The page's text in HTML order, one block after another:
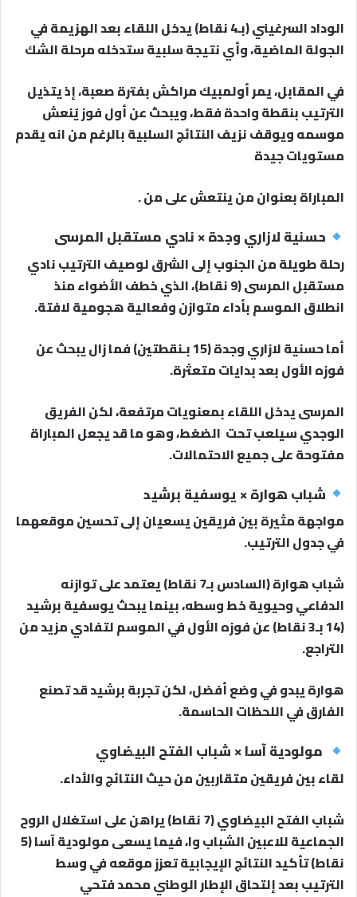
الوداد السرغيني (بـ4 نقاط) يدخل اللقاء بعد الهزيمة في
الجولة الماضية، وأي نتيجة سلبية ستدخله مرحلة الشك
في المقابل، يمر أولمبيك مراكش بفترة صعبة، إذ يتذيل
الترتيب بنقطة واحدة فقط، ويبحث عن أول فوز يُنعش
موسمه ويوقف نزيف النتائج السلبية بالرغم من انه يقدم
مستويات جيدة
المباراة بعنوان من ينتعش على من .
حسنية لازاري وجدة × نادي مستقبل المرسى
رحلة طويلة من الجنوب إلى الشرق لوصيف الترتيب نادي
مستقبل المرسى (9 نقاط)، الذي خطف الأضواء منذ
انطلاق الموسم بأداء متوازن وفعالية هجومية لافتة.
أما حسنية لازاري وجدة (15 بـنقطتين) فما زال يبحث عن
فوزه الأول بعد بدايات متعثرة.
المرسى يدخل اللقاء بمعنويات مرتفعة، لكن الفريق
الوجدي سيلعب تحت الضغط، وهو ما قد يجعل المباراة
مفتوحة على جميع الاحتمالات.
شباب هوارة × يوسفية برشيد
مواجهة مثيرة بين فريقين يسعيان إلى تحسين موقعهما
في جدول الترتيب.
شباب هوارة (السادس بـ7 نقاط) يعتمد على توازنه
الدفاعي وحيوية خط وسطه، بينما يبحث يوسفية برشيد
(14 بـ3 نقاط) عن فوزه الأول في الموسم لتفادي مزيد من
التراجع.
هوارة يبدو في وضع أفضل، لكن تجربة برشيد قد تصنع
الفارق في اللحظات الحاسمة.
مولودية آسا × شباب الفتح البيضاوي
لقاء بين فريقين متقاربين من حيث النتائج والأداء.
شباب الفتح البيضاوي (7 نقاط) يراهن على استغلال الروح
الجماعية للاعبين الشباب وا، فيما يسعى مولودية آسا (5
نقاط) تأكيد النتائج الإيجابية تعزز موقعه في وسط
الترتيب بعد إلتحاق الإطار الوطني محمد فتحي